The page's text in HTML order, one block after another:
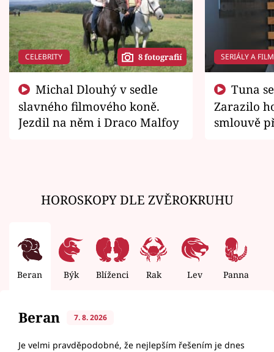
CELEBRITY 8 fotografií
slavného filmového koně.
Jezdil na něm i Draco Malfoy
SERIÁLY A
Zarazilo
smlouvě
HOROSKOPY DLE ZVĚROKRUHU
Beran Býk Blíženci Rak Lev Panna
Beran 7. 8. 2026
Je velmi pravděpodobné, že nejlepším řešením je dnes